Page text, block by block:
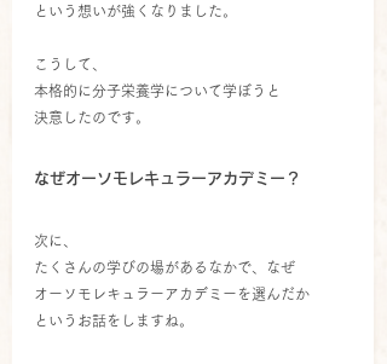
という想いが強くなりました。
こうして、
本格的に分子栄養学について学ぼうと
決意したのです。
なぜオーソモレキュラーアカデミー？
次に、
たくさんの学びの場があるなかで、なぜ
オーソモレキュラーアカデミーを選んだか
というお話をしますね。